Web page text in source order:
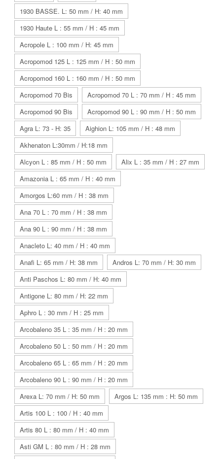
1930 BASSE. L: 50 mm / H: 40 mm
1930 Haute L : 55 mm / H : 45 mm
Acropole L : 100 mm / H: 45 mm
Acropomod 125 L : 125 mm / H : 50 mm
Acropomod 160 L : 160 mm / H : 50 mm
Acropomod 70 Bis
Acropomod 70 L : 70 mm / H : 45 mm
Acropomod 90 Bis
Acropomod 90 L : 90 mm / H : 50 mm
Agra L: 73 - H: 35
Aighion L: 105 mm / H : 48 mm
Akhenaton L:30mm / H:18 mm
Alcyon L : 85 mm / H : 50 mm
Alix L : 35 mm / H : 27 mm
Amazonia L : 65 mm / H : 40 mm
Amorgos L:60 mm / H : 38 mm
Ana 70 L : 70 mm / H : 38 mm
Ana 90 L : 90 mm / H : 38 mm
Anacleto L: 40 mm / H : 40 mm
Anafi L: 65 mm / H: 38 mm
Andros L: 70 mm / H: 30 mm
Anti Paschos L: 80 mm / H: 40 mm
Antigone L: 80 mm / H: 22 mm
Aphro L : 30 mm / H : 25 mm
Arcobaleno 35 L : 35 mm / H : 20 mm
Arcobaleno 50 L : 50 mm / H : 20 mm
Arcobaleno 65 L : 65 mm / H : 20 mm
Arcobaleno 90 L : 90 mm / H : 20 mm
Arexa L: 70 mm / H: 50 mm
Argos L: 135 mm : H: 50 mm
Artis 100 L : 100 / H : 40 mm
Artis 80 L : 80 mm / H : 40 mm
Asti GM L : 80 mm / H : 28 mm